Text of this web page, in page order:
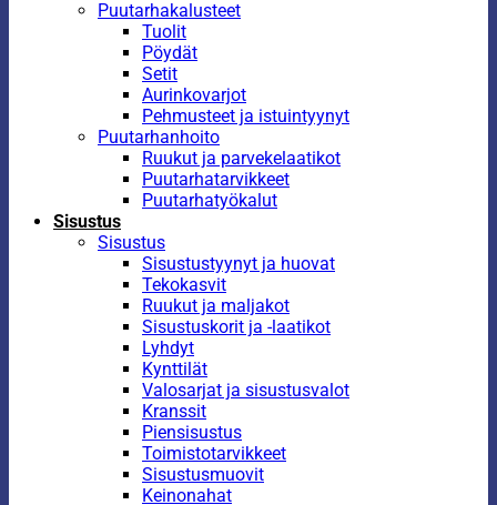
Puutarhakalusteet
Tuolit
Pöydät
Setit
Aurinkovarjot
Pehmusteet ja istuintyynyt
Puutarhanhoito
Ruukut ja parvekelaatikot
Puutarhatarvikkeet
Puutarhatyökalut
Sisustus
Sisustus
Sisustustyynyt ja huovat
Tekokasvit
Ruukut ja maljakot
Sisustuskorit ja -laatikot
Lyhdyt
Kynttilät
Valosarjat ja sisustusvalot
Kranssit
Piensisustus
Toimistotarvikkeet
Sisustusmuovit
Keinonahat